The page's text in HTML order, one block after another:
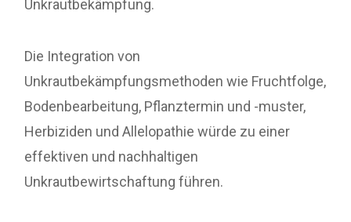
Unkrautbekämpfung.
Die Integration von
Unkrautbekämpfungsmethoden wie Fruchtfolge,
Bodenbearbeitung, Pflanztermin und -muster,
Herbiziden und Allelopathie würde zu einer
effektiven und nachhaltigen
Unkrautbewirtschaftung führen.